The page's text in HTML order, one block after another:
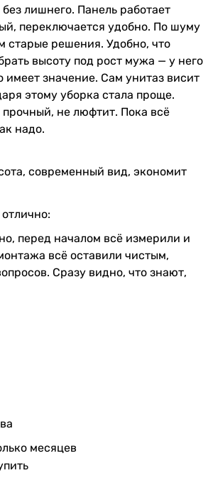
лишнего. Панель работает
переключается удобно. По шуму
старые решения. Удобно, что
высоту под рост мужа — у него
имеет значение. Сам унитаз висит
этому уборка стала проще.
прочный, не люфтит. Пока всё
надо.
современный вид, экономит
перед началом всё измерили и
всё оставили чистым,
Сразу видно, что знают,
месяцев